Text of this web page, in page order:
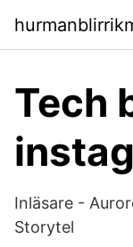
Tech
Inläsare -
Storytel